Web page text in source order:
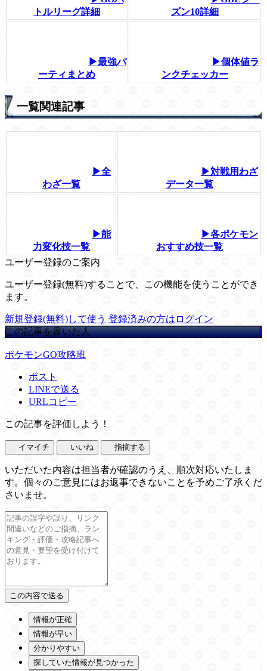
トルリーグ詳細
ズン10詳細
▶最強パ
ーティまとめ
▶個体値ラ
ンクチェッカー
一覧関連記事
▶全
わざ一覧
▶対戦用わざ
データ一覧
▶能
力変化技一覧
▶各ポケモン
おすすめ技一覧
ユーザー登録のご案内
ユーザー登録(無料)することで、この機能を使うことができ
ます。
新規登録(無料)して使う 登録済みの方はログイン
この記事を書いた人
ポケモンGO攻略班
ポスト
LINEで送る
URLコピー
この記事を評価しよう！
イマイチ いいね 指摘する
いただいた内容は担当者が確認のうえ、順次対応いたしま
す。個々のご意見にはお返事できないことを予めご了承くだ
さいませ。
情報が正確
情報が早い
分かりやすい
探していた情報が見つかった